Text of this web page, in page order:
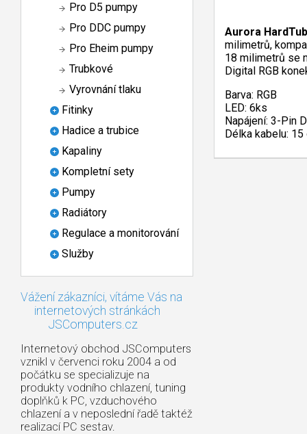
Pro D5 pumpy
Pro DDC pumpy
Pro Eheim pumpy
Trubkové
Vyrovnání tlaku
Fitinky
Hadice a trubice
Kapaliny
Kompletní sety
Pumpy
Radiátory
Regulace a monitorování
Služby
Vážení zákazníci, vítáme Vás na
internetových stránkách
JSComputers.cz
Internetový obchod JSComputers
vznikl v červenci roku 2004 a od
počátku se specializuje na
produkty vodního chlazení, tuning
doplňků k PC, vzduchového
chlazení a v neposlední řadě taktéž
realizací PC sestav.
Aurora
milimetrů,
18 milimetrů se
Digital RGB
Barva: RGB
LED: 6ks
Napájení: 3-Pin
Délka kabelu: